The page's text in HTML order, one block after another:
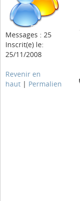
Messages : 25
Inscrit(e) le:
25/11/2008
Revenir en
haut | Permalien